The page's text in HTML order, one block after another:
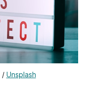
/ Unsplash